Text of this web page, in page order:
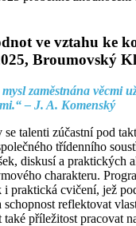
ve vztahu ke
Broumovský
zaměstnána věcmi
– J. A. Komenský
talenti zúčastní pod
třídenního
diskusí a praktických
charakteru.
i praktická cvičení, jež
reflektovat
příležitost pracovat